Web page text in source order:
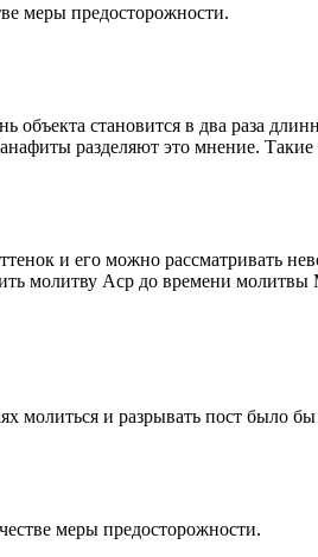
меры предосторожности.
объекта становится в два раза
разделяют это мнение.
и его можно рассматривать
молитву Аср до времени
молиться и разрывать пост было
меры предосторожности.